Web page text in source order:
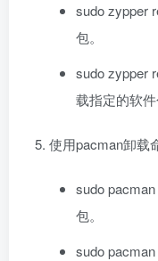
sudo zypper
包。
sudo zypper
载指定的软件
使用pacman卸载
sudo
包。
sudo